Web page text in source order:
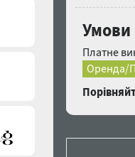
Умови
Платне
Оренда/